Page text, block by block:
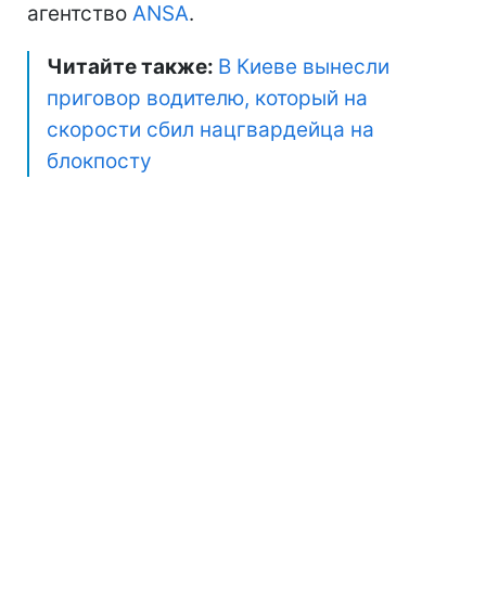
агентство ANSA.
Читайте также: В Киеве вынесли
приговор водителю, который на
скорости сбил нацгвардейца на
блокпосту